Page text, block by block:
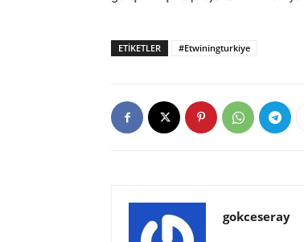
ETIKETLER #Etwiningturkiye
gokceseray